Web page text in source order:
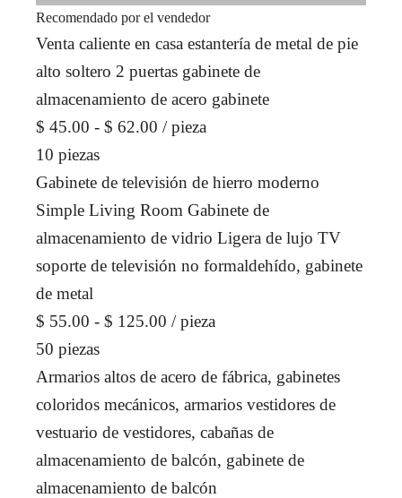
Recomendado por el vendedor
Venta caliente en casa estantería de metal de pie
alto soltero 2 puertas gabinete de
almacenamiento de acero gabinete
$ 45.00 - $ 62.00 / pieza
10 piezas
Gabinete de televisión de hierro moderno
Simple Living Room Gabinete de
almacenamiento de vidrio Ligera de lujo TV
soporte de televisión no formaldehído, gabinete
de metal
$ 55.00 - $ 125.00 / pieza
50 piezas
Armarios altos de acero de fábrica, gabinetes
coloridos mecánicos, armarios vestidores de
vestuario de vestidores, cabañas de
almacenamiento de balcón, gabinete de
almacenamiento de balcón